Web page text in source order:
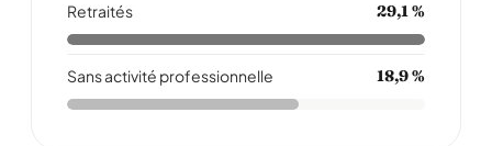
Retraités 29,1 %
Sans activité professionnelle 18,9 %